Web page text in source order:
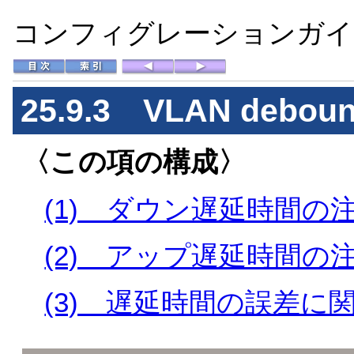
コンフィグレーションガ
25.9.3 VLAN
〈この項の構成〉
(1) ダウン遅延時間の
(2) アップ遅延時間の
(3) 遅延時間の誤差に